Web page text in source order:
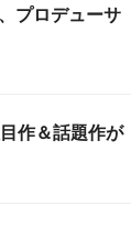
プロデューサ
作＆話題作が